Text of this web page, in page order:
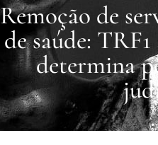
Remoção de
de saúde:
determina